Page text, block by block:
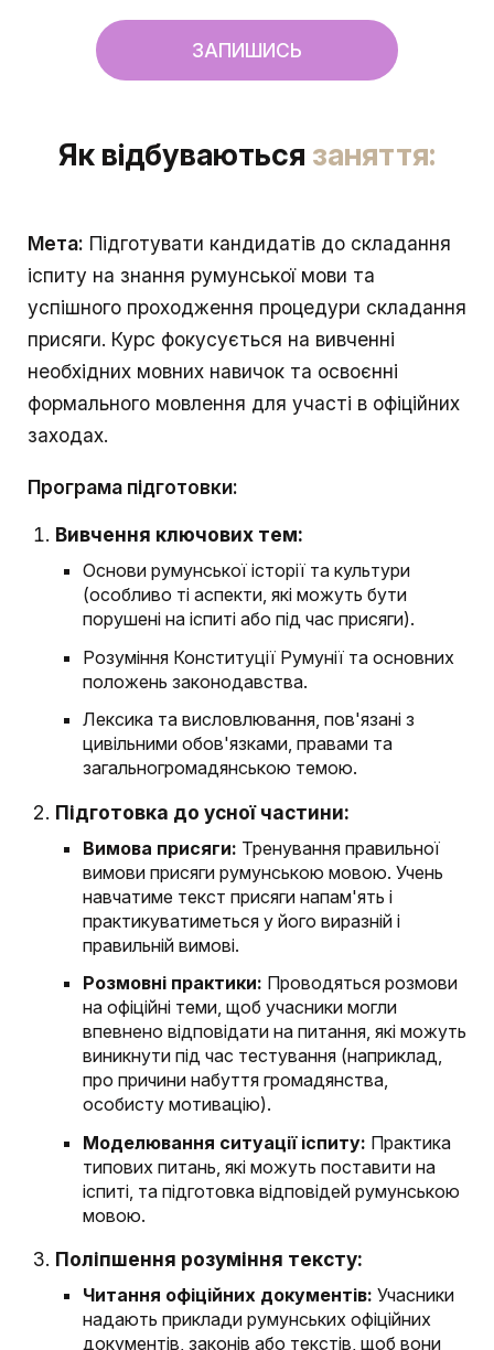
ЗАПИШИСЬ
Як відбуваються заняття:
Мета: Підготувати кандидатів до складання
іспиту на знання румунської мови та
успішного проходження процедури складання
присяги. Курс фокусується на вивченні
необхідних мовних навичок та освоєнні
формального мовлення для участі в офіційних
заходах.
Програма підготовки:
Вивчення ключових тем:
Основи румунської історії та культури
(особливо ті аспекти, які можуть бути
порушені на іспиті або під час присяги).
Розуміння Конституції Румунії та основних
положень законодавства.
Лексика та висловлювання, пов'язані з
цивільними обов'язками, правами та
загальногромадянською темою.
Підготовка до усної частини:
Вимова присяги: Тренування правильної
вимови присяги румунською мовою. Учень
навчатиме текст присяги напам'ять і
практикуватиметься у його виразній і
правильній вимові.
Розмовні практики: Проводяться розмови
на офіційні теми, щоб учасники могли
впевнено відповідати на питання, які можуть
виникнути під час тестування (наприклад,
про причини набуття громадянства,
особисту мотивацію).
Моделювання ситуації іспиту: Практика
типових питань, які можуть поставити на
іспиті, та підготовка відповідей румунською
мовою.
Поліпшення розуміння тексту:
Читання офіційних документів: Учасники
надають приклади румунських офіційних
документів, законів або текстів, щоб вони